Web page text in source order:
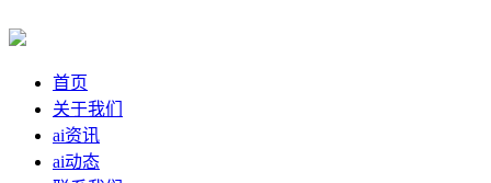
首页
关于我们
ai资讯
ai动态